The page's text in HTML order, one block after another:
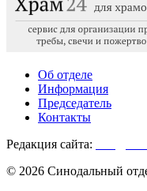
Об отделе
Информация
Председатель
Контакты
Редакция сайта:
© 2026 Синодальный